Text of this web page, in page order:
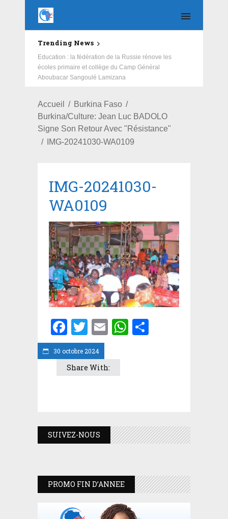
Trending News
Education : la fédération de la Russie rénove les
écoles primaire et collège du Camp Général
Aboubacar Sangoulé Lamizana
Accueil
Burkina Faso
Burkina/Culture: Jean Luc BADOLO
Signe Son Retour Avec "Résistance"
IMG-20241030-WA0109
30 octobre 2024
IMG-20241030-
WA0109
Facebook
Twitter
EmailWhatsApp
Share With:
SUIVEZ-NOUS
PROMO FIN D’ANNEE